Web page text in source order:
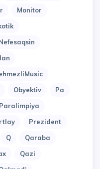
Monitor
Obyektiv
Pa
Paralimpiya
Prezident
Q
Qaraba
Qazi